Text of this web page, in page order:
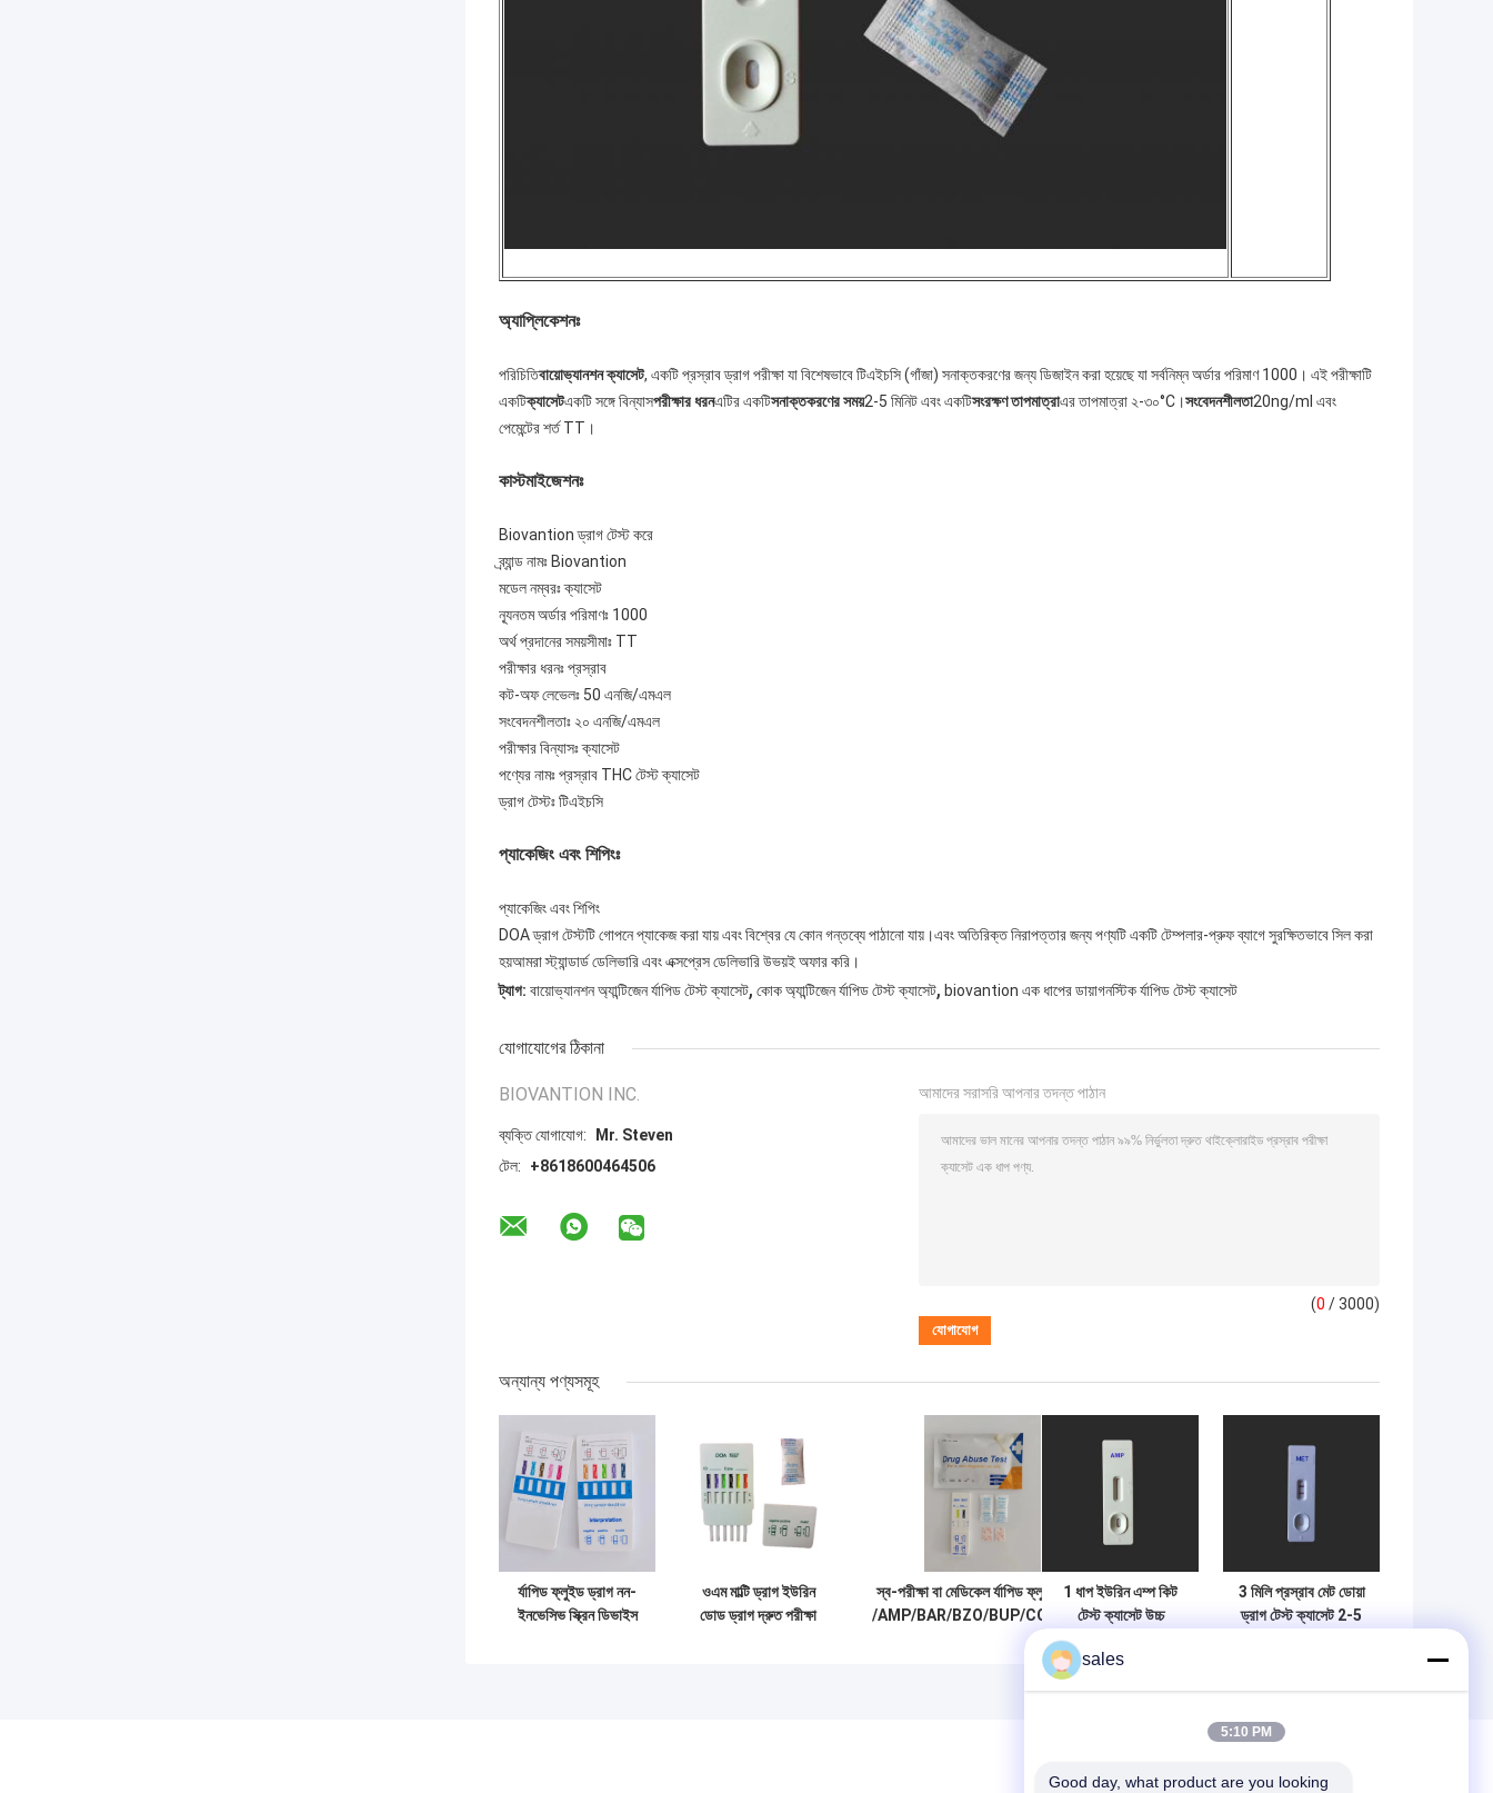
অ্যাপ্লিকেশনঃ
পরিচিতিবায়োভ্যানশন ক্যাসেট, একটি প্রস্রাব ড্রাগ পরীক্ষা যা বিশেষভাবে টিএইচসি (গাঁজা) সনাক্তকরণের জন্য ডিজাইন করা হয়েছে যা সর্বনিম্ন অর্ডার পরিমাণ 1000। এই পরীক্ষাটি
একটিক্যাসেটএকটি সঙ্গে বিন্যাসপরীক্ষার ধরনএটির একটিসনাক্তকরণের সময়2-5 মিনিট এবং একটিসংরক্ষণ তাপমাত্রাএর তাপমাত্রা ২-৩০°C।সংবেদনশীলতা20ng/ml এবং
পেমেন্টের শর্ত TT।
কাস্টমাইজেশনঃ
Biovantion ড্রাগ টেস্ট করে
ব্র্যান্ড নামঃ Biovantion
মডেল নম্বরঃ ক্যাসেট
ন্যূনতম অর্ডার পরিমাণঃ 1000
অর্থ প্রদানের সময়সীমাঃ TT
পরীক্ষার ধরনঃ প্রস্রাব
কট-অফ লেভেলঃ 50 এনজি/এমএল
সংবেদনশীলতাঃ ২০ এনজি/এমএল
পরীক্ষার বিন্যাসঃ ক্যাসেট
পণ্যের নামঃ প্রস্রাব THC টেস্ট ক্যাসেট
ড্রাগ টেস্টঃ টিএইচসি
প্যাকেজিং এবং শিপিংঃ
প্যাকেজিং এবং শিপিং
DOA ড্রাগ টেস্টটি গোপনে প্যাকেজ করা যায় এবং বিশ্বের যে কোন গন্তব্যে পাঠানো যায়।এবং অতিরিক্ত নিরাপত্তার জন্য পণ্যটি একটি টেম্পলার-প্রুফ ব্যাগে সুরক্ষিতভাবে সিল করা
হয়আমরা স্ট্যান্ডার্ড ডেলিভারি এবং এক্সপ্রেস ডেলিভারি উভয়ই অফার করি।
ট্যাগ: বায়োভ্যানশন অ্যান্টিজেন র্যাপিড টেস্ট ক্যাসেট, কোক অ্যান্টিজেন র্যাপিড টেস্ট ক্যাসেট, biovantion এক ধাপের ডায়াগনস্টিক র্যাপিড টেস্ট ক্যাসেট
যোগাযোগের ঠিকানা
BIOVANTION INC.
ব্যক্তি যোগাযোগ:
Mr. Steven
টেল:
+8618600464506
আমাদের সরাসরি আপনার তদন্ত পাঠান
(0 / 3000)
অন্যান্য পণ্যসমূহ
র্যাপিড ফ্লুইড ড্রাগ নন-
ইনভেসিভ স্ক্রিন ডিভাইস
ওএম মাল্টি ড্রাগ ইউরিন
ডোড ড্রাগ দ্রুত পরীক্ষা
স্ব-পরীক্ষা বা মেডিকেল র্যাপিড ফ্লুইড ড্রাগ
/AMP/BAR/BZO/BUP/COC/FEN
স্ক্রিন ডিভাইস পরীক্ষা
1 ধাপ ইউরিন এম্প কিট
টেস্ট ক্যাসেট উচ্চ
3 মিলি প্রস্রাব মেট ডোয়া
ড্রাগ টেস্ট ক্যাসেট 2-5
sales
5:10 PM
Good day, what product are you looking